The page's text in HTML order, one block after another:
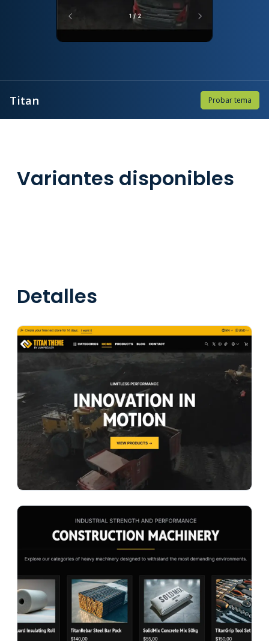
Titan Probar tema
Variantes disponibles
Detalles